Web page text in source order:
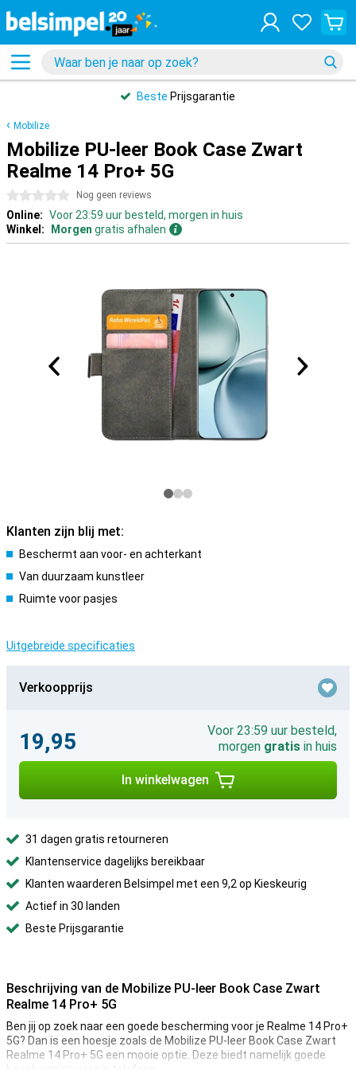
Beste Prijsgarantie
Mobilize
Mobilize PU-leer Book Case Zwart
Realme 14 Pro+ 5G
0 sterren Nog geen reviews
Online: Voor 23:59 uur besteld, morgen in huis
Winkel:
Morgen gratis afhalen
Klanten zijn blij met:
Beschermt aan voor- en achterkant
Van duurzaam kunstleer
Ruimte voor pasjes
Uitgebreide specificaties
Verkoopprijs
19,95
Voor 23:59 uur besteld,
morgen gratis in huis
In winkelwagen
31 dagen gratis retourneren
Klantenservice dagelijks bereikbaar
Klanten waarderen Belsimpel met een 9,2 op Kieskeurig
Actief in 30 landen
Beste Prijsgarantie
Beschrijving van de Mobilize PU-leer Book Case Zwart
Realme 14 Pro+ 5G
Ben jij op zoek naar een goede bescherming voor je Realme 14 Pro+
5G? Dan is een hoesje zoals de Mobilize PU-leer Book Case Zwart
Realme 14 Pro+ 5G een mooie optie. Deze biedt namelijk goede